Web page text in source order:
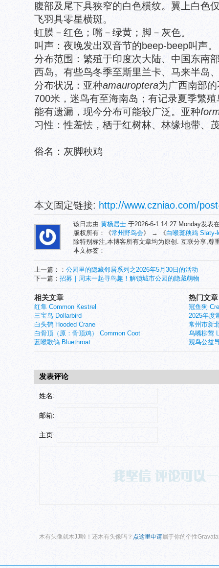
腹部及尾下具狭窄的白色横纹。翼上白色
飞羽具零星横斑。
虹膜－红色；嘴－绿黄；脚－灰色。
叫声：夜晚发出双音节的beep-beep叫声。
分布范围：繁殖于印度次大陆、中国东南
西岛。有些鸟冬季至斯里兰卡、马来半岛
分布状况：亚种amauroptera为广西南部
700米，迷鸟有至海南岛；有记录夏季繁
能有遗漏，现今分布可能较广泛。亚种
习性：性羞怯，栖于红树林、林缘地带、
俗名：灰脚秧鸡
本文固定链接: http://www.czniao.com/
该日志由 黄杨居士 于2026-6-1 14:27 Monday发表
版权所有：《常州野鸟会》 → 《白喉斑秧鸡 Slaty-
除特别标注,本博客所有文章均为原创. 互联分享,尊
本文标签：
上一篇：： 公园里的隐藏邻居系列之2026年5月30日的活动
下一篇： 招募｜周末一起寻鸟趣！解锁城市公园的隐藏萌物
热门文章
冠鱼狗
2025年度
常州市新
乌嘴柳莺
观鸟公益
相关文章
红隼 Common Kestrel
三宝鸟 Dollarbird
白头鹤 Hooded Crane
白骨顶（原：骨顶鸡） Common Coot
蓝喉歌鸲 Bluethroat
发表评论
姓名:
邮箱:
主页:
木有头像就木JJ啦！还木有头像吗？ 点这里申请 属于你的个性